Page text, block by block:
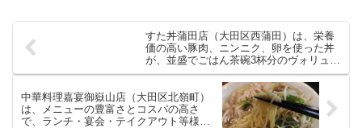
半チャーハンセットは11品を提
供しています。
すた丼蒲田店（大田区西蒲田）は、栄養
価の高い豚肉、ニンニク、卵を使った丼
が、並盛でごはん茶碗3杯分のヴォリュー
ムで提供
中華料理嘉宴御嶽山店（大田区北嶺町）
は、メニューの豊富さとコスパの高さ
で、ランチ・宴会・テイクアウト等様々